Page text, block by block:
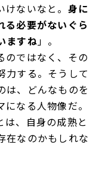
ないなと。 身に
る必要がないぐら
ますね 」。
のではなく、その
力する。そうして
は、どんなものを
なる人物像だ。
は、自身の成熟と
在なのかもしれな